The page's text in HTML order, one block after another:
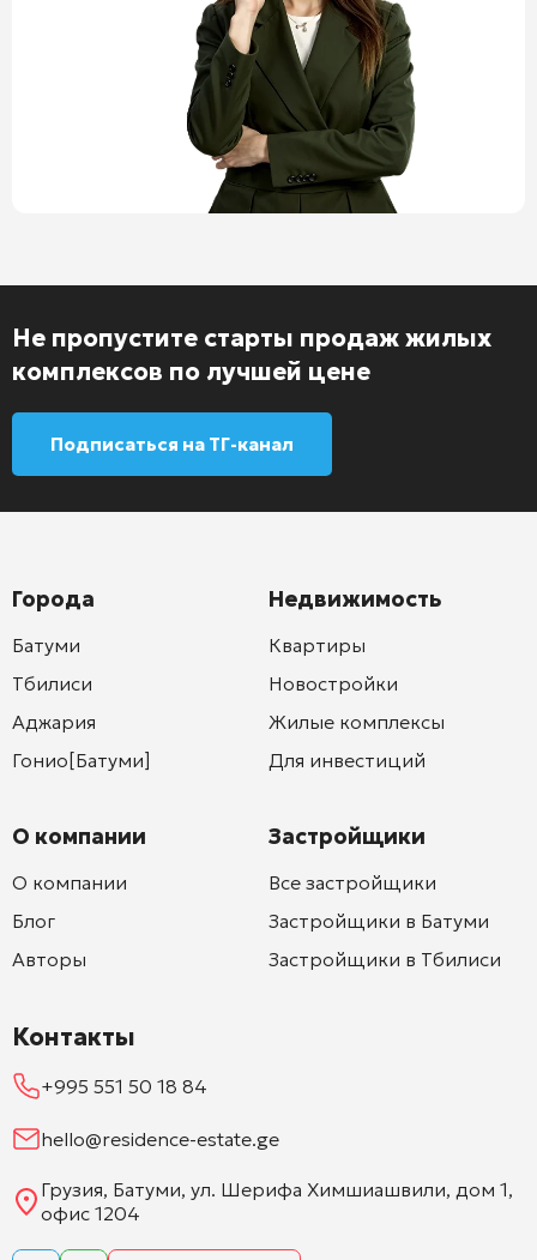
Не пропустите старты продаж жилых
комплексов по лучшей цене
Подписаться на ТГ-канал
Города
Батуми
Тбилиси
Аджария
Гонио[Батуми]
О компании
О компании
Блог
Авторы
Недвижимость
Квартиры
Новостройки
Жилые комплексы
Для инвестиций
Застройщики
Все застройщики
Застройщики в Батуми
Застройщики в Тбилиси
Контакты
+995 551 50 18 84
hello@residence-estate.ge
Грузия, Батуми, ул. Шерифа Химшиашвили, дом 1,
офис 1204